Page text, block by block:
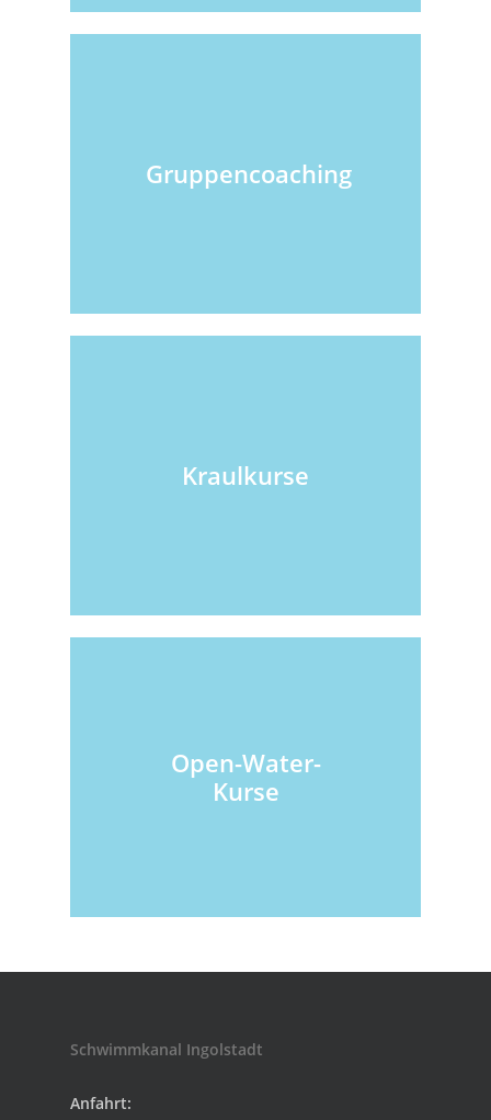
Gruppencoaching
Kraulkurse
Open-Water-
Kurse
Schwimmkanal Ingolstadt
Anfahrt: